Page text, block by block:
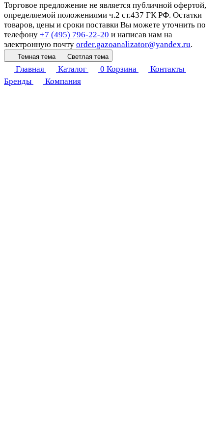
Торговое предложение не является публичной офертой,
определяемой положениями ч.2 ст.437 ГК РФ. Остатки
товаров, цены и сроки поставки Вы можете уточнить по
телефону +7 (495) 796-22-20 и написав нам на
электронную почту order.gazoanalizator@yandex.ru.
Темная тема Светлая тема
Главная Каталог 0 Корзина
Контакты
Бренды
Компания